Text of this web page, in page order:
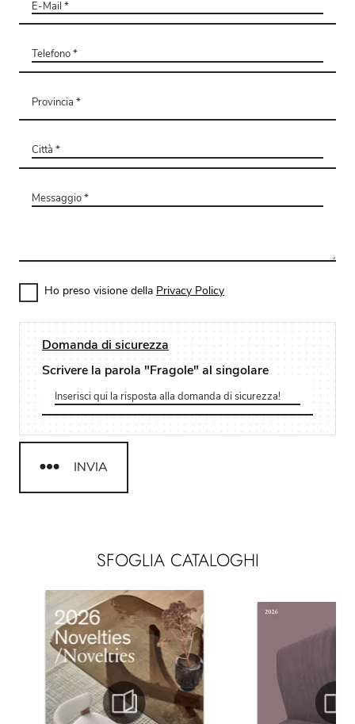
SFOGLIA CATALOGHI
Ho preso visione della Privacy Policy
Domanda di sicurezza
Scrivere la parola "Fragole" al singolare
INVIA